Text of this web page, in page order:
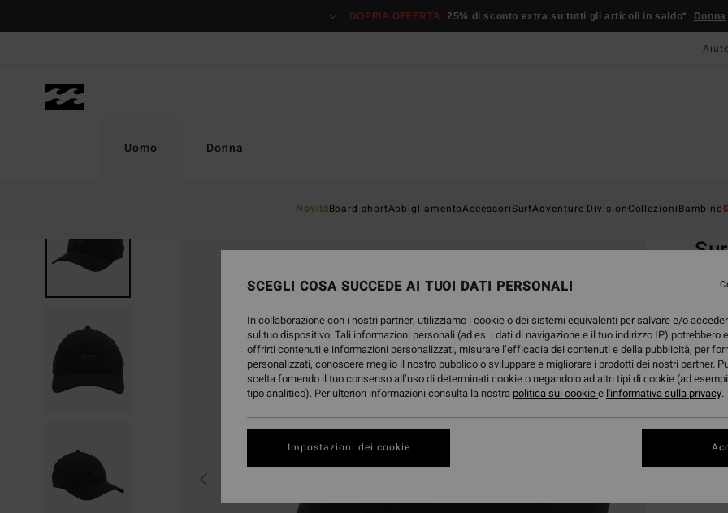
prodotto
DOPPIA OFFERTA 25% di sconto extra su tutti gli articoli in saldo* Donna
Uomo
NovitàBoard shortAbbigliamentoAccessoriSurfAdventure DivisionCollezioniBambino
Donna
5.0
ECO-
SCEGLI COSA SUCCEDE AI TUOI DATI PERSONALI
In collaborazione con i nostri partner, utilizziamo i cookie o dei sistemi equivalenti per salvare e/o
sul tuo dispositivo. Tali informazioni personali (ad es. i dati di navigazione e il tuo indirizzo IP) potrebbero
offrirti contenuti e informazioni personalizzati, misurare l’efficacia dei contenuti e della pubblicità, per
personalizzati, conoscere meglio il nostro pubblico o sviluppare e migliorare i prodotti dei nostri partner.
scelta fornendo il tuo consenso all’uso di determinati cookie o negandolo ad altri tipi di cookie (ad
tipo analitico). Per ulteriori informazioni consulta la nostra politica sui cookiee l'informativa sulla privacy.
Impostazioni dei cookie